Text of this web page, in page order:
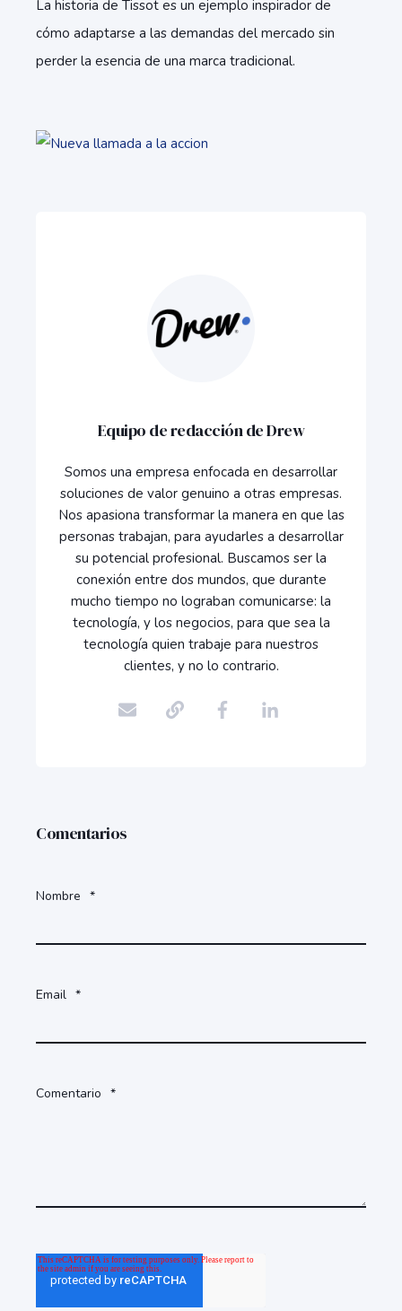
La historia de Tissot es un ejemplo inspirador de
cómo adaptarse a las demandas del mercado sin
perder la esencia de una marca tradicional.
Equipo de redacción de Drew
Somos una empresa enfocada en desarrollar
soluciones de valor genuino a otras empresas.
Nos apasiona transformar la manera en que las
personas trabajan, para ayudarles a desarrollar
su potencial profesional. Buscamos ser la
conexión entre dos mundos, que durante
mucho tiempo no lograban comunicarse: la
tecnología, y los negocios, para que sea la
tecnología quien trabaje para nuestros
clientes, y no lo contrario.
Comentarios
Nombre *
Email *
Comentario *